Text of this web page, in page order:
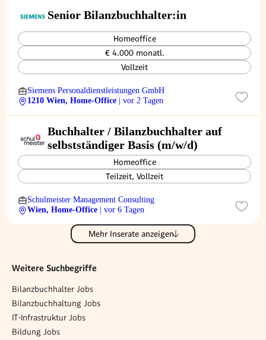
Senior Bilanzbuchhalter:in
Homeoffice
€ 4.000 monatl.
Vollzeit
Siemens Personaldienstleistungen GmbH
1210 Wien, Home-Office
| vor 2 Tagen
Buchhalter / Bilanzbuchhalter auf
selbstständiger Basis (m/w/d)
Homeoffice
Teilzeit, Vollzeit
Schulmeister Management Consulting
Wien, Home-Office
| vor 6 Tagen
Mehr Inserate anzeigen
Weitere Suchbegriffe
Bilanzbuchhalter Jobs
Bilanzbuchhaltung Jobs
IT-Infrastruktur Jobs
Bildung Jobs